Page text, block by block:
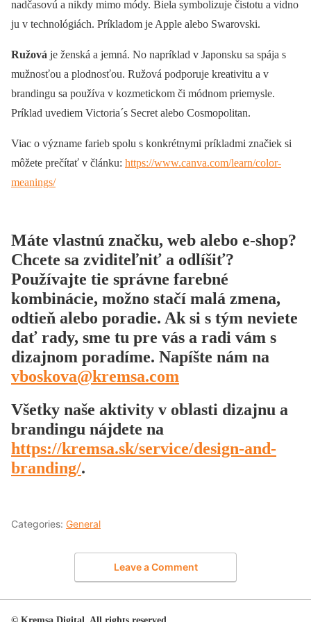
nadčasovú a nikdy mimo módy. Biela symbolizuje čistotu a vidno
ju v technológiách. Príkladom je Apple alebo Swarovski.
Ružová je ženská a jemná. No napríklad v Japonsku sa spája s
mužnosťou a plodnosťou. Ružová podporuje kreativitu a v
brandingu sa používa v kozmetickom či módnom priemysle.
Príklad uvediem Victoria´s Secret alebo Cosmopolitan.
Viac o význame farieb spolu s konkrétnymi príkladmi značiek si
môžete prečítať v článku: https://www.canva.com/learn/color-
meanings/
Máte vlastnú značku, web alebo e-shop?
Chcete sa zviditeľniť a odlíšiť?
Používajte tie správne farebné
kombinácie, možno stačí malá zmena,
odtieň alebo poradie. Ak si s tým neviete
dať rady, sme tu pre vás a radi vám s
dizajnom poradíme. Napíšte nám na
vboskova@kremsa.com
Všetky naše aktivity v oblasti dizajnu a
brandingu nájdete na
https://kremsa.sk/service/design-and-
branding/.
Categories: General
Leave a Comment